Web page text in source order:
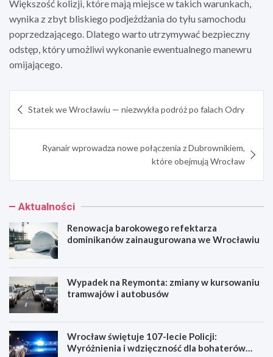
Większość kolizji, które mają miejsce w takich warunkach,
wynika z zbyt bliskiego podjeżdżania do tyłu samochodu
poprzedzającego. Dlatego warto utrzymywać bezpieczny
odstęp, który umożliwi wykonanie ewentualnego manewru
omijającego.
wpisu
Statek we Wrocławiu — niezwykła podróż po falach Odry
Ryanair wprowadza nowe połączenia z Dubrownikiem,
które obejmują Wrocław
Aktualności
Renowacja barokowego refektarza
dominikanów zainaugurowana we Wrocławiu
Wypadek na Reymonta: zmiany w kursowaniu
tramwajów i autobusów
Wrocław świętuje 107-lecie Policji:
Wyróżnienia i wdzięczność dla bohaterów